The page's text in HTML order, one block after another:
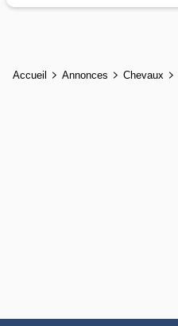
Accueil Annonces Chevaux